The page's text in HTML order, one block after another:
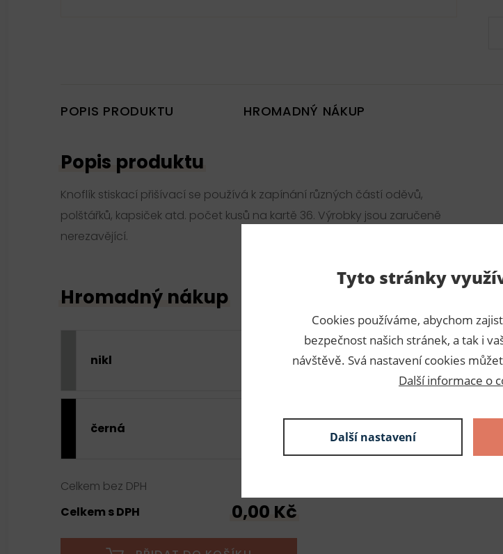
POPIS PRODUKTU HROMADNÝ NÁKUP
Popis produktu
Knoflík stiskací přišívací se používá k zapínání různých částí oděvů,
polštářků, kapsiček atd. počet kusů na kartě 36. Výrobky jsou zaručeně
nerezavějící.
Hromadný nákup
nikl 1 karta 54,00 Kč s DPH /
54,00
černá 1 karta 54,00 Kč s DPH /
54,00
Celkem bez DPH
Celkem s DPH 0,00 Kč
Tyto stránky
Cookies používáme, abychom
bezpečnost našich stránek, a tak i
návštěvě. Svá nastavení cookies
Další informace o
Další nastavení